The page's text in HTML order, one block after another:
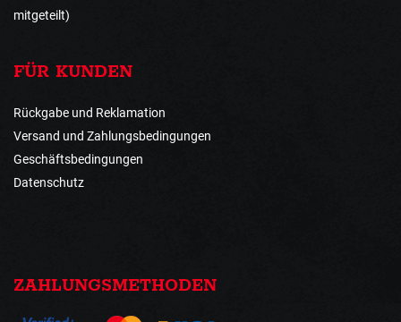
mitgeteilt)
FÜR KUNDEN
Rückgabe und Reklamation
Versand und Zahlungsbedingungen
Geschäftsbedingungen
Datenschutz
ZAHLUNGSMETHODEN